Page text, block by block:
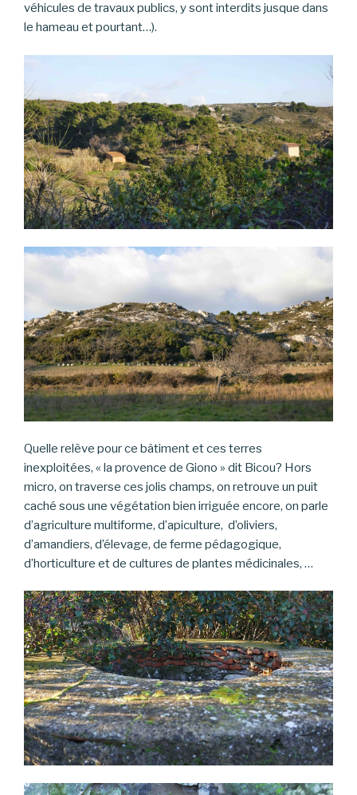
véhicules de travaux publics, y sont interdits jusque dans
le hameau et pourtant…).
Quelle relève pour ce bâtiment et ces terres
inexploitées, « la provence de Giono » dit Bicou? Hors
micro, on traverse ces jolis champs, on retrouve un puit
caché sous une végétation bien irriguée encore, on parle
d’agriculture multiforme, d’apiculture, d’oliviers,
d’amandiers, d’élevage, de ferme pédagogique,
d’horticulture et de cultures de plantes médicinales, …